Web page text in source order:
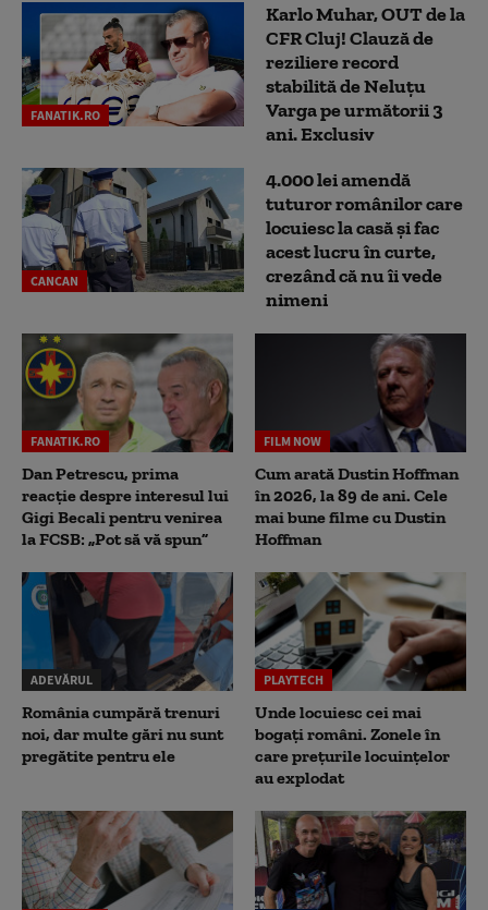
FANATIK.RO
Karlo Muhar, OUT de la
CFR Cluj! Clauză de
reziliere record
stabilită de Neluțu
Varga pe următorii 3
ani. Exclusiv
CANCAN
4.000 lei amendă
tuturor românilor care
locuiesc la casă și fac
acest lucru în curte,
crezând că nu îi vede
nimeni
FANATIK.RO
Dan Petrescu, prima
reacție despre interesul lui
Gigi Becali pentru venirea
la FCSB: „Pot să vă spun”
FILM NOW
Cum arată Dustin Hoffman
în 2026, la 89 de ani. Cele
mai bune filme cu Dustin
Hoffman
ADEVĂRUL
România cumpără trenuri
noi, dar multe gări nu sunt
pregătite pentru ele
PLAYTECH
Unde locuiesc cei mai
bogați români. Zonele în
care prețurile locuințelor
au explodat